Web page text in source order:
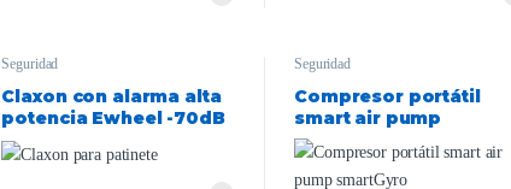
Seguridad
Claxon con alarma alta
potencia Ewheel -70dB
Seguridad
Compresor portátil
smart air pump
smartGyro